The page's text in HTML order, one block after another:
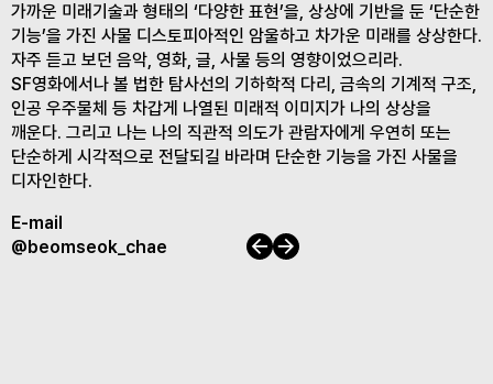
가까운 미래기술과 형태의 ‘다양한 표현’을, 상상에 기반을 둔 ‘단순한
기능’을 가진 사물 디스토피아적인 암울하고 차가운 미래를 상상한다.
자주 듣고 보던 음악, 영화, 글, 사물 등의 영향이었으리라.
SF영화에서나 볼 법한 탐사선의 기하학적 다리, 금속의 기계적 구조,
인공 우주물체 등 차갑게 나열된 미래적 이미지가 나의 상상을
깨운다. 그리고 나는 나의 직관적 의도가 관람자에게 우연히 또는
단순하게 시각적으로 전달되길 바라며 단순한 기능을 가진 사물을
디자인한다.
E-mail
@beomseok_chae
이전다음